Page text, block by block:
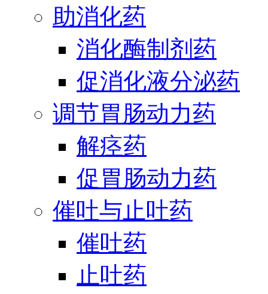
助消化药
消化酶制剂药
促消化液分泌药
调节胃肠动力药
解痉药
促胃肠动力药
催吐与止吐药
催吐药
止吐药